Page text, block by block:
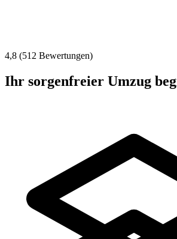
4,8 (512 Bewertungen)
Ihr sorgenfreier Umzug